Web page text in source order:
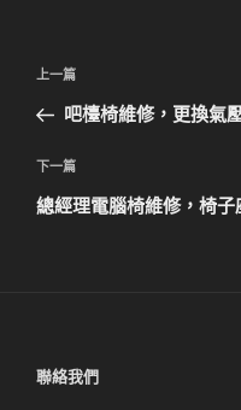
文
導
覽
上
一
文
章
上一篇
吧檯椅維修，更換氣
下
一
下一篇
總經理電腦椅維修，椅
聯絡我們